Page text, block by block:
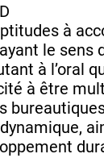
à
le sens
à l’oral
à être